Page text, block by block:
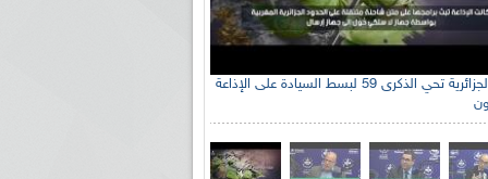
الإذاعة الجزائرية تحي الذكرى 59 لبسط السيادة على الإذاعة